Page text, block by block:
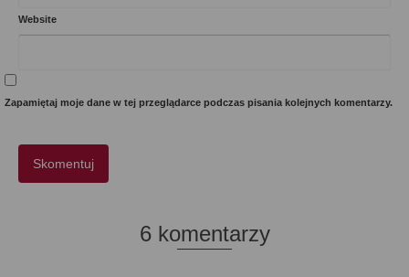
Website
Zapamiętaj moje dane w tej przeglądarce podczas pisania kolejnych komentarzy.
6 komentarzy